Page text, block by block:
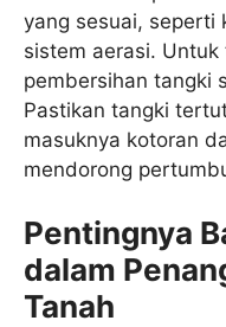
yang sesuai, seperti
sistem aerasi.
pembersihan tangki
Pastikan tangki
masuknya kotoran
mendorong
Pentingnya
dalam
Tanah